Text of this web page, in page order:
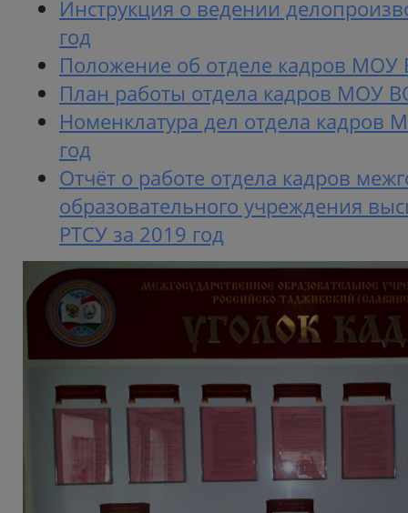
Инструкция о ведении
год
Положение об отделе кадров МОУ
План работы отдела кадров МОУ
Номенклатура дел отдела
год
Отчёт о работе отдела кадров
образовательного учреждения
РТСУ за 2019 год